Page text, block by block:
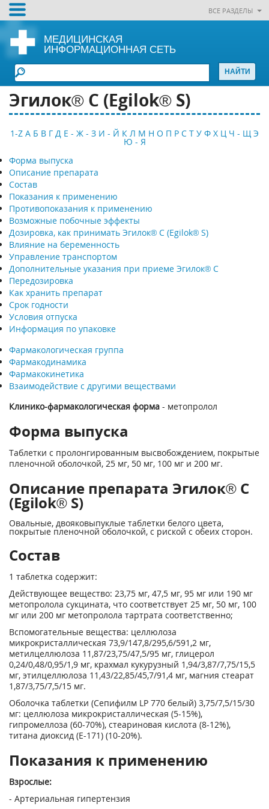
ВСЕ РАЗДЕЛЫ
МЕДИЦИНСКАЯ
ИНФОРМАЦИОННАЯ СЕТЬ
Эгилок® С (Egilok® S)
1-Z А Б В Г Д Е - Ж - З И - Й К Л М Н О П Р С Т У Ф Х Ц Ч - Щ Э
Ю - Я
Форма выпуска
Описание препарата
Состав
Показания к применению
Противопоказания к применению
Возможные побочные эффекты
Дозировка, как принимать Эгилок® С (Egilok® S)
Влияние на беременность
Управление транспортом
Дополнительные указания при приеме Эгилок® С
Передозировка
Как хранить препарат
Срок годности
Условия отпуска
Информация по упаковке
Фармакологическая группа
Фармакодинамика
Фармакокинетика
Взаимодействие с другими веществами
Клинико-фармакологическая форма - метопролол
Форма выпуска
Таблетки с пролонгированным высвобождением, покрытые
пленочной оболочкой, 25 мг, 50 мг, 100 мг и 200 мг.
Описание препарата Эгилок® С
(Egilok® S)
Овальные, двояковыпуклые таблетки белого цвета,
покрытые пленочной оболочкой, с риской с обеих сторон.
Состав
1 таблетка содержит:
Действующее вещество: 23,75 мг, 47,5 мг, 95 мг или 190 мг
метопролола сукцината, что соответствует 25 мг, 50 мг, 100
мг или 200 мг метопролола тартрата соответственно;
Вспомогательные вещества: целлюлоза
микрокристаллическая 73,9/147,8/295,6/591,2 мг,
метилцеллюлоза 11,87/23,75/47,5/95 мг, глицерол
0,24/0,48/0,95/1,9 мг, крахмал кукурузный 1,94/3,87/7,75/15,5
мг, этилцеллюлоза 11,43/22,85/45,7/91,4 мг, магния стеарат
1,87/3,75/7,5/15 мг.
Оболочка таблетки (Сепифилм LP 770 белый) 3,75/7,5/15/30
мг: целлюлоза микрокристаллическая (5-15%),
гипромеллоза (60-70%), стеариновая кислота (8-12%),
титана диоксид (Е-171) (10-20%).
Показания к применению
Взрослые:
- Артериальная гипертензия